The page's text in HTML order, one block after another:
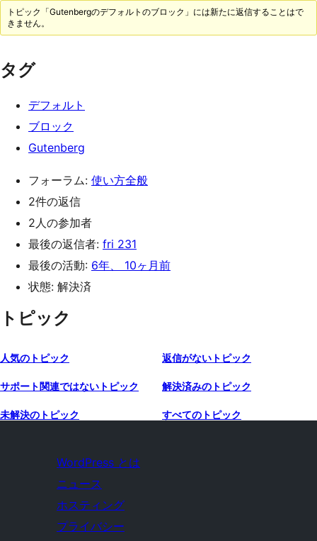
トピック「Gutenbergのデフォルトのブロック」には新たに返信することはで
きません。
タグ
デフォルト
ブロック
Gutenberg
フォーラム: 使い方全般
2件の返信
2人の参加者
最後の返信者: fri 231
最後の活動: 6年、 10ヶ月前
状態: 解決済
トピック
人気のトピック 返信がないトピック
サポート関連ではないトピック 解決済みのトピック
未解決のトピック すべてのトピック
WordPress とは
ニュース
ホスティング
プライバシー